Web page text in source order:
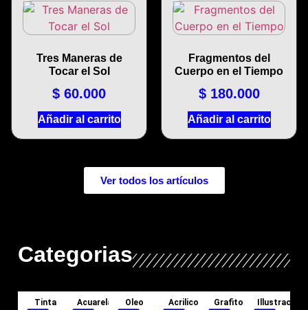
Tres Maneras de
Tocar el Sol
$ 60.000
Añadir al carrito
Fragmentos del
Cuerpo en el Tiempo
$180.000
Añadir al carrito
Ver todos los artículos
Categorias
Tinta Acuarela Oleo Acrilico Grafito Illustracion